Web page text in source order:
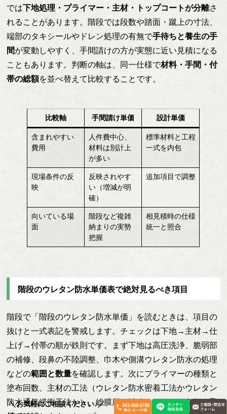
では下地処理・プライマー・主材・トップコートが分離さ
れることがあります。階段では段数や踏面・蹴上の寸法、
端部のタキシールやドレン処理の有無で手待ちと養生の手
間が変動しやすく、手間請けの方が実態に近い見積になる
こともあります。判断の軸は、同一仕様で材料・手間・付
帯の総額を並べ替えて比較することです。
比較軸 手間請け単価 設計単価
含まれやすい
費用
人件費中心、
材料は別計上
が多い
標準材料と工程
一式を内包
現場条件の反
映
反映されやす
い（増減が明
確）
追加項目で調整
向いている場
面
階段など複雑
納まりの実勢
把握
相見積時の仕様
統一と照合
階段のウレタン防水単価表で絶対見るべき項目
階段で「階段のウレタン防水単価」を読むときは、項目の
抜けと一式表記を警戒します。チェックは下地→主材→仕
上げ→付帯の順が鉄則です。まず下地は高圧洗浄、脆弱部
の補修、段鼻の不陸調整、巾木や側溝ウレタン防水の処理
などの範囲と数量を確認します。次にプライマーの種類と
塗布回数、主材の工法（ウレタン防水密着工法かウレタン
防水通気緩衝工法か）、総膜厚、補強メッシュの有無を数
＼お気軽にご相談ください♪／